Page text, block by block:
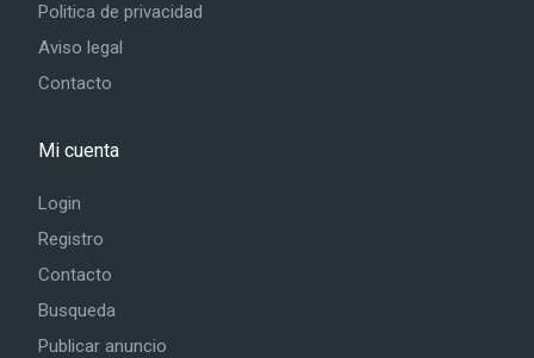
Politica de privacidad
Aviso legal
Contacto
Mi cuenta
Login
Registro
Contacto
Busqueda
Publicar anuncio